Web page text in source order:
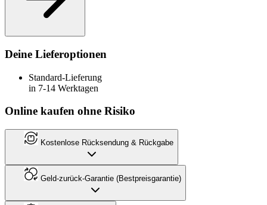
Deine Lieferoptionen
Standard-Lieferung
in 7-14 Werktagen
Online kaufen ohne Risiko
Kostenlose Rücksendung & Rückgabe
Geld-zurück-Garantie (Bestpreisgarantie)